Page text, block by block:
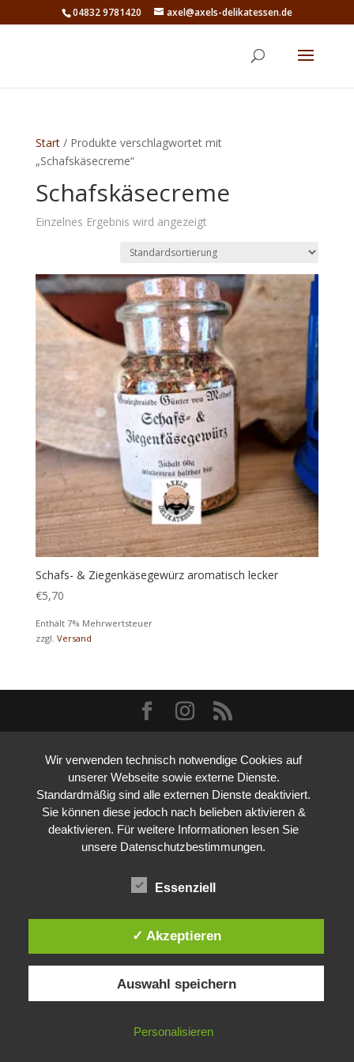
04832 9781420 axel@axels-delikatessen.de
Start/ Produkte verschlagwortet mit
„Schafskäsecreme“
Schafskäsecreme
Einzelnes Ergebnis wird angezeigt
Schafs- & Ziegenkäsegewürz aromatisch lecker
€5,70
Enthält 7% Mehrwertsteuer
zzgl. Versand
Wir verwenden technisch notwendige Cookies auf
unserer Webseite sowie externe Dienste.
Standardmäßig sind alle externen Dienste deaktiviert.
Sie können diese jedoch nach belieben aktivieren &
deaktivieren. Für weitere Informationen lesen Sie
unsere Datenschutzbestimmungen.
Essenziell
✓ Akzeptieren
Auswahl speichern
Personalisieren